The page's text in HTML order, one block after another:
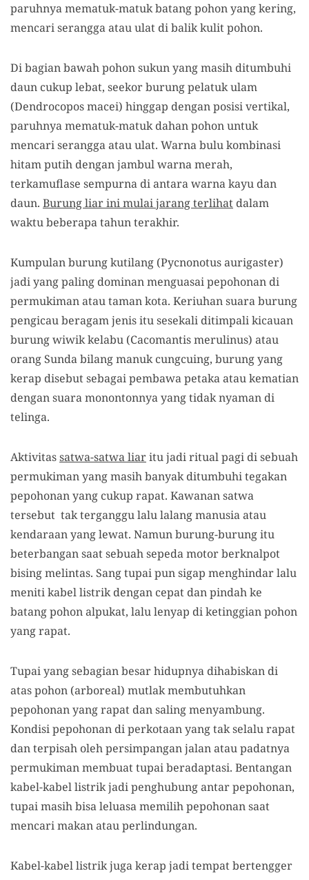
paruhnya mematuk-matuk batang pohon yang kering,
mencari serangga atau ulat dibalik kulit pohon.
Di bagian bawah pohon sukun yang masih ditumbuhi
daun cukup lebat, seekor burung pelatuk ulam
(Dendrocopos macei) hinggap dengan posisi vertikal,
paruhnya mematuk-matuk dahan pohon untuk
mencari serangga atau ulat. Warna bulu kombinasi
hitam putih dengan jambul warna merah,
terkamuflase sempurna diantara warna kayu dan
daun. Burung liar ini mulai jarang terlihat dalam
waktu beberapa tahun terakhir.
Kumpulan burung kutilang (Pycnonotus aurigaster)
jadi yang paling dominan menguasai pepohonan di
permukiman atau taman kota. Keriuhan suara burung
pengicau beragam jenis itu sesekali ditimpali kicauan
burung wiwik kelabu (Cacomantis merulinus) atau
orang Sunda bilang manuk cungcuing, burung yang
kerap disebut sebagai pembawa petaka atau kematian
dengan suaramonontonnyayangtidak nyaman di
telinga.
Aktivitassatwa-satwa liaritu jadi ritual pagi di sebuah
permukiman yang masih banyak ditumbuhi tegakan
pepohonan yang cukup rapat. Kawanan satwa
tersebut tak terganggu lalu lalang manusia atau
kendaraan yang lewat. Namun burung-burung itu
beterbangan saat sebuah sepeda motor berknalpot
bising melintas. Sang tupai pun sigap menghindar lalu
meniti kabel listrik dengan cepat dan pindah ke
batang pohon alpukat, lalu lenyap di ketinggian pohon
yang rapat.
Tupai yangsebagian besar hidupnya dihabiskan di
atas pohon (arboreal) mutlak membutuhkan
pepohonan yang rapat dan saling menyambung.
Kondisi pepohonan di perkotaan yang tak selalu rapat
dan terpisah oleh persimpangan jalan atau padatnya
permukiman membuat tupai beradaptasi. Bentangan
kabel-kabel listrik jadi penghubung antar pepohonan,
tupai masih bisa leluasa memilih pepohonan saat
mencari makan atau perlindungan.
Kabel-kabel listrik juga kerap jadi tempat bertengger